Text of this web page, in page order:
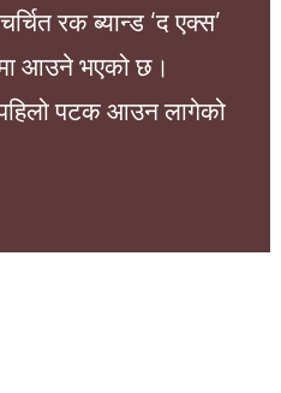
रक ब्यान्ड ‘द एक्स’
आउने भएको छ।
पटक आउन लागेको